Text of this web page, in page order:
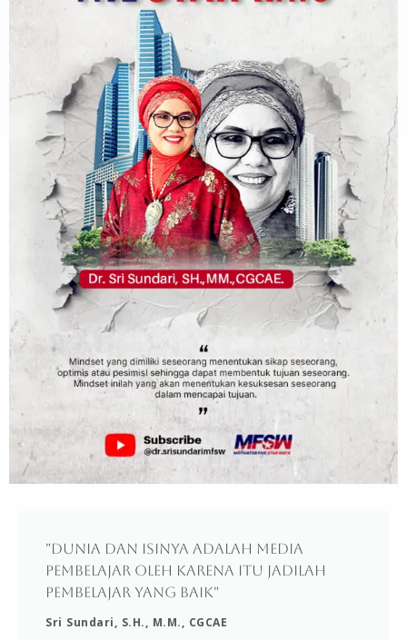
"Dunia dan isinya adalah media
pembelajar oleh karena itu jadilah
pembelajar yang baik"
Sri Sundari, S.H., M.M., CGCAE